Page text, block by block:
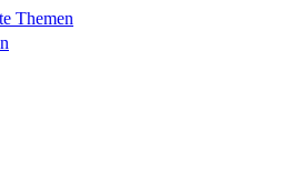
Themen